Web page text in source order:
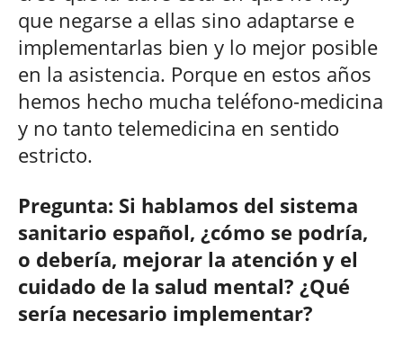
que negarse a ellas sino adaptarse e
implementarlas bien y lo mejor posible
en la asistencia. Porque en estos años
hemos hecho mucha teléfono-medicina
y no tanto telemedicina en sentido
estricto.
Pregunta: Si hablamos del sistema
sanitario español, ¿cómo se podría,
o debería, mejorar la atención y el
cuidado de la salud mental? ¿Qué
sería necesario implementar?